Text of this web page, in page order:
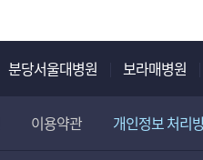
분당서울대병원 보라매병원
이용약관 개인정보 처리